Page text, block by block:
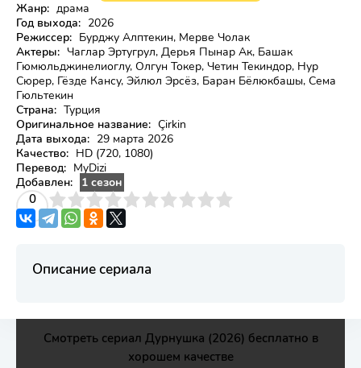
Жанр: драма
Год выхода: 2026
Режиссер: Бурджу Алптекин, Мерве Чолак
Актеры: Чаглар Эртугрул, Дерья Пынар Ак, Башак
Гюмюльджинелиоглу, Олгун Токер, Четин Текиндор, Нур
Сюрер, Гёзде Кансу, Эйлюл Эрсёз, Баран Бёлюкбашы, Сема
Гюльтекин
Страна: Турция
Оригинальное название: Çirkin
Дата выхода: 29 марта 2026
Качество: HD (720, 1080)
Перевод: MyDizi
Добавлен:
1 сезон
0
4 5 6 7 8 9 10
Описание сериала
Смотреть сериал Дурнушка (2026) бесплатно в
хорошем качестве